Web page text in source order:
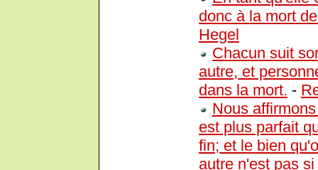
donc à la mort
Hegel
Chacun suit
autre, et
dans la mort. -
Nous
est plus parfait
fin; et le bien
autre n'est pas